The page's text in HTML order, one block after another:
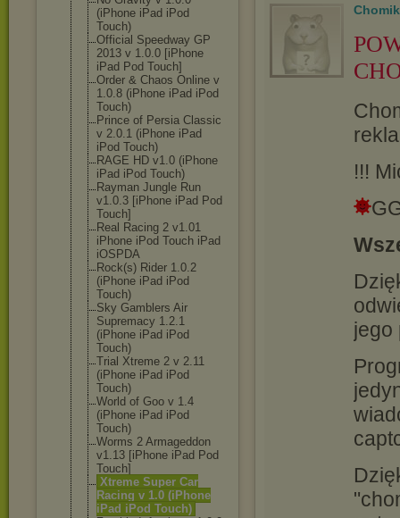
(iPhone iPad iPod
Touch)
Official Speedway GP
2013 v 1.0.0 [iPhone
iPad Pod Touch]
Order & Chaos Online v
1.0.8 (iPhone iPad iPod
Touch)
Prince of Persia Classic
v 2.0.1 (iPhone iPad
iPod Touch)
RAGE HD v1.0 (iPhone
iPad iPod Touch)
Rayman Jungle Run
v1.0.3 [iPhone iPad Pod
Touch]
Real Racing 2 v1.01
iPhone iPod Touch iPad
iOSPDA
Rock(s) Rider 1.0.2
(iPhone iPad iPod
Touch)
Sky Gamblers Air
Supremacy 1.2.1
(iPhone iPad iPod
Touch)
Trial Xtreme 2 v 2.11
(iPhone iPad iPod
Touch)
World of Goo v 1.4
(iPhone iPad iPod
Touch)
Worms 2 Armageddon
v1.13 [iPhone iPad Pod
Touch]
Xtreme Super Car
Racing v 1.0 (iPhone
iPad iPod Touch)
!!!
jego